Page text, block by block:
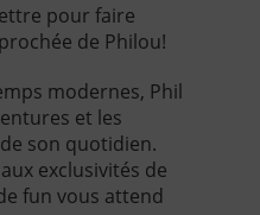
pour faire
de Philou!
modernes, Phil
et les
son quotidien.
exclusivités de
fun vous attend